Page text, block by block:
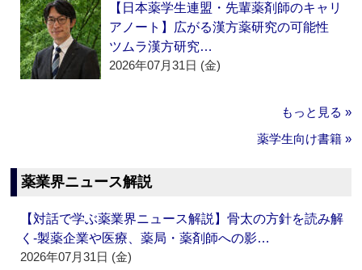
【日本薬学生連盟・先輩薬剤師のキャリ
アノート】広がる漢方薬研究の可能性
ツムラ漢方研究…
2026年07月31日 (金)
もっと見る »
薬学生向け書籍 »
薬業界ニュース解説
【対話で学ぶ薬業界ニュース解説】骨太の方針を読み解
く‐製薬企業や医療、薬局・薬剤師への影…
2026年07月31日 (金)